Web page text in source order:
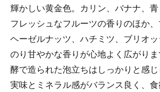
輝かしい黄金色。カリン、バナナ、
フレッシュなフルーツの香りのほか、
ヘーゼルナッツ、ハチミツ、ブリオ
のり甘やかな香りが心地よく広がり
酵で造られた泡立ちはしっかりと感
実味とミネラル感がバランス良く、